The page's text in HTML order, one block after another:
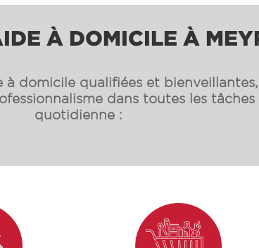
À DOMICILE À
à domicile qualifiées et
dans toutes les
quotidienne :